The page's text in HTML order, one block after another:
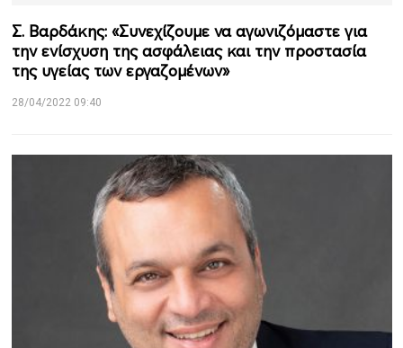
Σ. Βαρδάκης: «Συνεχίζουμε να αγωνιζόμαστε για
την ενίσχυση της ασφάλειας και την προστασία
της υγείας των εργαζομένων»
28/04/2022 09:40